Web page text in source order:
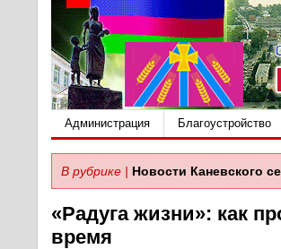
Администрация Благоустройство
В рубрике | Новости Каневского
«Радуга жизни»: как
время